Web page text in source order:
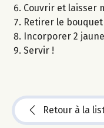
Couvrir et laisser
Retirer le
Incorporer 2
Servir !
Retour à la